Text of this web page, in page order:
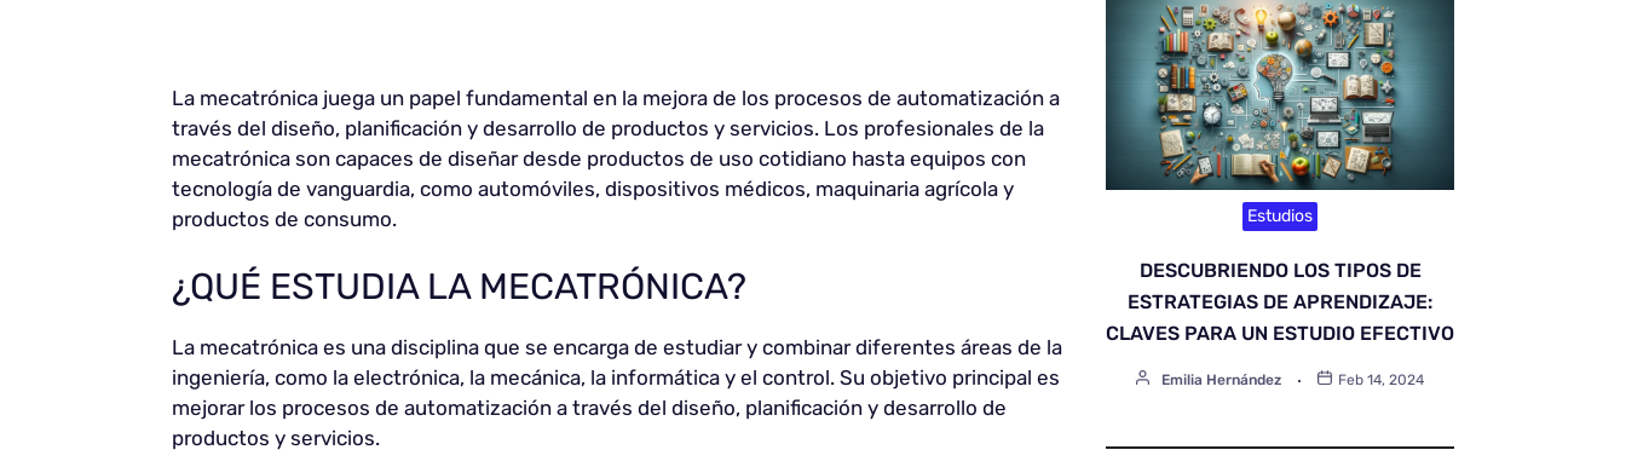
La mecatrónica juega un papel fundamental en la mejora de los procesos de automatización a
través del diseño, planificación y desarrollo de productos y servicios. Los profesionales de la
mecatrónica son capaces de diseñar desde productos de uso cotidiano hasta equipos con
tecnología de vanguardia, como automóviles, dispositivos médicos, maquinaria agrícola y
productos de consumo.
¿QUÉ ESTUDIA LA MECATRÓNICA?
La mecatrónica es una disciplina que se encarga de estudiar y combinar diferentes áreas de la
ingeniería, como la electrónica, la mecánica, la informática y el control. Su objetivo principal es
mejorar los procesos de automatización a través del diseño, planificación y desarrollo de
productos y servicios.
Estudios
DESCUBRIENDO LOS TIPOS DE
ESTRATEGIAS DE APRENDIZAJE:
CLAVES PARA UN ESTUDIO EFECTIVO
Emilia Hernández Feb 14, 2024